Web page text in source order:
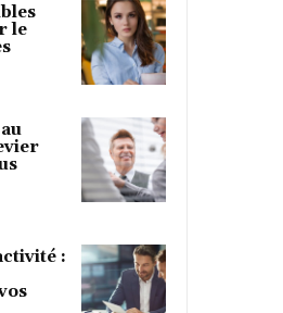
le
: